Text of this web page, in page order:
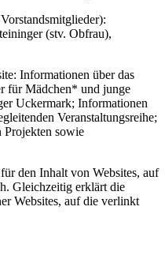
(stv. Obfrau),
Informationen über das
für Mädchen* und junge
Uckermark; Informationen
Veranstaltungsreihe;
Projekten sowie
den Inhalt von Websites, auf
Gleichzeitig erklärt die
Websites, auf die verlinkt